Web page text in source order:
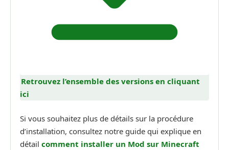
Retrouvez l’ensemble des versions en cliquant
ici
Si vous souhaitez plus de détails sur la procédure
d’installation, consultez notre guide qui explique en
détail comment installer un Mod sur Minecraft